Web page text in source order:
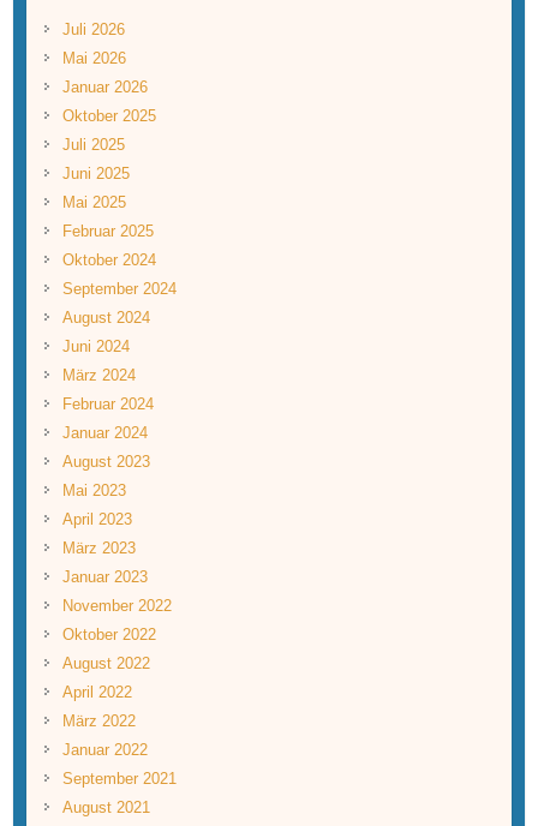
Juli 2026
Mai 2026
Januar 2026
Oktober 2025
Juli 2025
Juni 2025
Mai 2025
Februar 2025
Oktober 2024
September 2024
August 2024
Juni 2024
März 2024
Februar 2024
Januar 2024
August 2023
Mai 2023
April 2023
März 2023
Januar 2023
November 2022
Oktober 2022
August 2022
April 2022
März 2022
Januar 2022
September 2021
August 2021